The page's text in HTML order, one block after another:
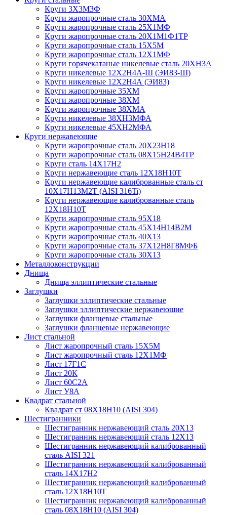
Круги 3Х3М3Ф
Круги жаропрочные сталь 30ХМА
Круги жаропрочные сталь 25Х1МФ
Круги жаропрочные сталь 20Х1М1Ф1ТР
Круги жаропрочные сталь 15Х5М
Круги жаропрочные сталь 12Х1МФ
Круги горячекатаные никелевые сталь 20ХН3А
Круги никелевые 12Х2Н4А-Ш (ЭИ83-Ш)
Круги никелевые 12Х2Н4А (ЭИ83)
Круги жаропрочные 35ХМ
Круги жаропрочные 38ХМ
Круги жаропрочные 38ХМА
Круги никелевые 38XH3MФА
Круги никелевые 45ХН2МФА
Круги нержавеющие
Круги жаропрочные сталь 20Х23Н18
Круги жаропрочные сталь 08Х15Н24В4ТР
Круги сталь 14Х17Н2
Круги нержавеющие сталь 12Х18Н10Т
Круги нержавеющие калиброванные сталь ст
10Х17Н13М2Т (AISI 316Ti)
Круги нержавеющие калиброванные сталь
12Х18Н10Т
Круги жаропрочные сталь 95Х18
Круги жаропрочные сталь 45Х14Н14В2М
Круги жаропрочные сталь 40Х13
Круги жаропрочные сталь 37Х12Н8Г8МФБ
Круги жаропрочные сталь 30Х13
Металлоконструкции
Днища
Днища эллиптические стальные
Заглушки
Заглушки эллиптические стальные
Заглушки эллиптические нержавеющие
Заглушки фланцевые стальные
Заглушки фланцевые нержавеющие
Лист стальной
Лист жаропрочный сталь 15Х5М
Лист жаропрочный сталь 12Х1МФ
Лист 17Г1С
Лист 20К
Лист 60С2А
Лист У8А
Квадрат стальной
Квадрат ст 08Х18Н10 (AISI 304)
Шестигранники
Шестигранник нержавеющий сталь 20Х13
Шестигранник нержавеющий сталь 12Х13
Шестигранник нержавеющий калиброванный
сталь AISI 321
Шестигранник нержавеющий калиброванный
сталь 14Х17Н2
Шестигранник нержавеющий калиброванный
сталь 12Х18Н10Т
Шестигранник нержавеющий калиброванный
сталь 08Х18Н10 (AISI 304)